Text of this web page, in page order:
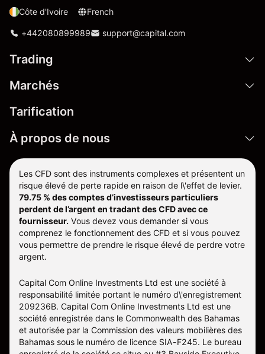
Côte d'Ivoire French
+442080899989 support@capital.com
Trading
Marchés
Tarification
À propos de nous
Les CFD sont des instruments complexes et présentent un
risque élevé de perte rapide en raison de l\'effet de levier.
79.75 % des comptes d’investisseurs particuliers
perdent de l’argent en tradant des CFD avec ce
fournisseur. Vous devez vous demander si vous
comprenez le fonctionnement des CFD et si vous pouvez
vous permettre de prendre le risque élevé de perdre votre
argent.
Capital Com Online Investments Ltd est une société à
responsabilité limitée portant le numéro d\'enregistrement
209236B. Capital Com Online Investments Ltd est une
société enregistrée dans le Commonwealth des Bahamas
et autorisée par la Commission des valeurs mobilières des
Bahamas sous le numéro de licence SIA-F245. Le bureau